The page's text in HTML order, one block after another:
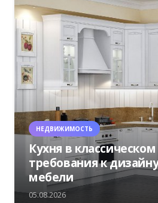
НЕДВИЖИМОСТЬ
Кухня в
требования к
мебели
05.08.2026